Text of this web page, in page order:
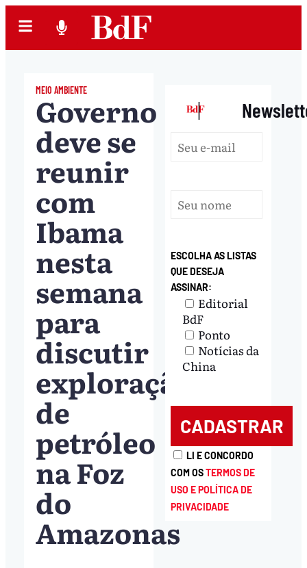
MEIO AMBIENTE
Governo
deve se
reunir
com
Ibama
nesta
semana
para
discutir
exploração
de
petróleo
na Foz
do
Amazonas
|
ESCOLHA AS LISTAS
QUE DESEJA
ASSINAR:
Editorial
BdF
Ponto
Notícias da
China
LI E CONCORDO
COM OSTERMOS DE
USO E POLÍTICA DE
PRIVACIDADE